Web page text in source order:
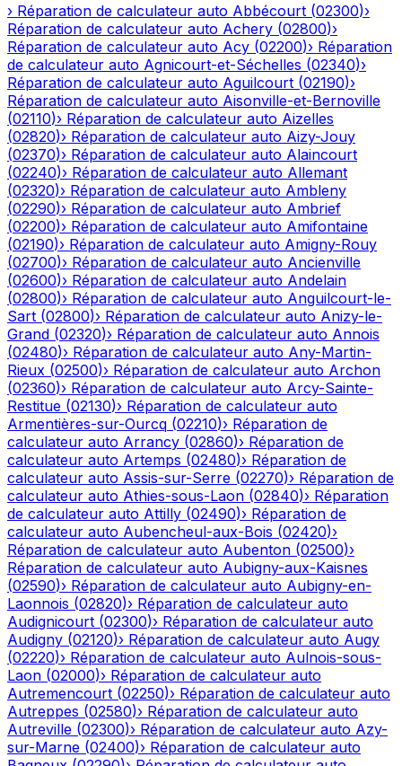
› Réparation de calculateur auto Abbécourt (02300)›
Réparation de calculateur auto Achery (02800)›
Réparation de calculateur auto Acy (02200)› Réparation
de calculateur auto Agnicourt-et-Séchelles (02340)›
Réparation de calculateur auto Aguilcourt (02190)›
Réparation de calculateur auto Aisonville-et-Bernoville
(02110)› Réparation de calculateur auto Aizelles
(02820)› Réparation de calculateur auto Aizy-Jouy
(02370)› Réparation de calculateur auto Alaincourt
(02240)› Réparation de calculateur auto Allemant
(02320)› Réparation de calculateur auto Ambleny
(02290)› Réparation de calculateur auto Ambrief
(02200)› Réparation de calculateur auto Amifontaine
(02190)› Réparation de calculateur auto Amigny-Rouy
(02700)› Réparation de calculateur auto Ancienville
(02600)› Réparation de calculateur auto Andelain
(02800)› Réparation de calculateur auto Anguilcourt-le-
Sart (02800)› Réparation de calculateur auto Anizy-le-
Grand (02320)› Réparation de calculateur auto Annois
(02480)› Réparation de calculateur auto Any-Martin-
Rieux (02500)› Réparation de calculateur auto Archon
(02360)› Réparation de calculateur auto Arcy-Sainte-
Restitue (02130)› Réparation de calculateur auto
Armentières-sur-Ourcq (02210)› Réparation de
calculateur auto Arrancy (02860)› Réparation de
calculateur auto Artemps (02480)› Réparation de
calculateur auto Assis-sur-Serre (02270)› Réparation de
calculateur auto Athies-sous-Laon (02840)› Réparation
de calculateur auto Attilly (02490)› Réparation de
calculateur auto Aubencheul-aux-Bois (02420)›
Réparation de calculateur auto Aubenton (02500)›
Réparation de calculateur auto Aubigny-aux-Kaisnes
(02590)› Réparation de calculateur auto Aubigny-en-
Laonnois (02820)› Réparation de calculateur auto
Audignicourt (02300)› Réparation de calculateur auto
Audigny (02120)› Réparation de calculateur auto Augy
(02220)› Réparation de calculateur auto Aulnois-sous-
Laon (02000)› Réparation de calculateur auto
Autremencourt (02250)› Réparation de calculateur auto
Autreppes (02580)› Réparation de calculateur auto
Autreville (02300)› Réparation de calculateur auto Azy-
sur-Marne (02400)› Réparation de calculateur auto